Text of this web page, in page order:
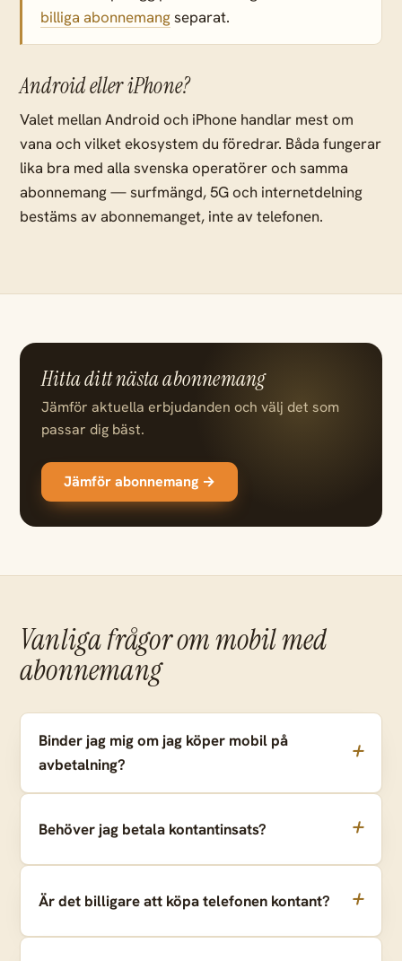
billiga abonnemangseparat.
Android eller iPhone?
Valet mellan Android och iPhone handlar mest om
vana och vilket ekosystem du föredrar. Båda fungerar
lika bra med alla svenska operatörer och samma
abonnemang — surfmängd, 5G och internetdelning
bestäms av abonnemanget, inte av telefonen.
Hitta ditt nästa abonnemang
Jämför aktuella erbjudanden och välj det som
passar dig bäst.
Jämför abonnemang →
Vanliga frågor om mobil med
abonnemang
Binder jag mig om jag köper mobil på
avbetalning?
Behöver jag betala kontantinsats?
Är det billigare att köpa telefonen kontant?